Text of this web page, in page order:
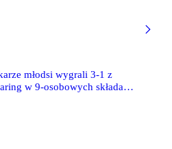
młodsi wygrali 3-1 z
w 9-osobowych składach,